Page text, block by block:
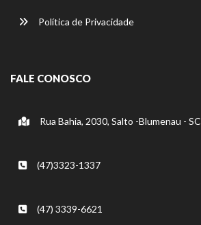
Política de Privacidade
FALE CONOSCO
Rua Bahia, 2030, Salto -Blumenau - SC
(47)3323-1337
(47) 3339-6621